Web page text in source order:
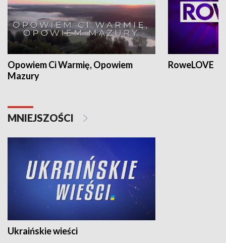
Opowiem Ci Warmię, Opowiem
Mazury
RoweLOVE
MNIEJSZOŚCI
Ukraińskie wieści